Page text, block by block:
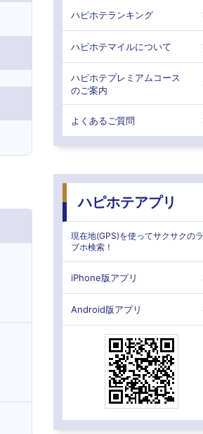
ハピホテランキング
ハピホテマイルについて
ハピホテプレミアムコース
のご案内
よくあるご質問
ハピホテアプリ
現在地(GPS)を使ってサクサクのラ
ブホ検索！
iPhone版アプリ
Android版アプリ